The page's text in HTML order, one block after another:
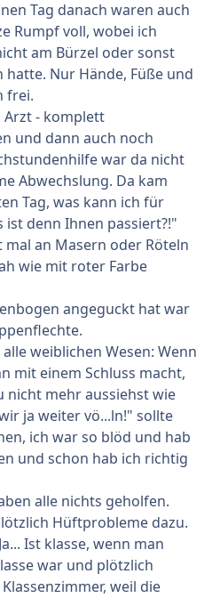
Tag danach waren auch
Rumpf voll, wobei ich
am Bürzel oder sonst
Nur Hände, Füße und
frei.
Arzt - komplett
und dann auch noch
war da nicht
Abwechslung. Da kam
Tag, was kann ich für
ist denn Ihnen passiert?!"
an Masern oder Röteln
wie mit roter Farbe
angeguckt hat war
weiblichen Wesen: Wenn
mit einem Schluss macht,
nicht mehr aussiehst wie
ja weiter vö...ln!" sollte
ich war so blöd und hab
und schon hab ich richtig
alle nichts geholfen.
Hüftprobleme dazu.
Ist klasse, wenn man
war und plötzlich
weil die